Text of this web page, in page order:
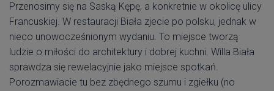
Przenosimy się na Saską Kępę, a konkretnie w okolicę ulicy
Francuskiej. W restauracji Biała zjecie po polsku, jednak w
nieco unowocześnionym wydaniu. To miejsce tworzą
ludzie o miłości do architektury i dobrej kuchni. Willa Biała
sprawdza się rewelacyjnie jako miejsce spotkań.
Porozmawiacie tu bez zbędnego szumu i zgiełku (no